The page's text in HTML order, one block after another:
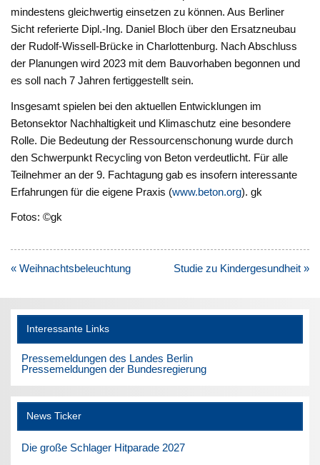
mindestens gleichwertig einsetzen zu können. Aus Berliner
Sicht referierte Dipl.-Ing. Daniel Bloch über den Ersatzneubau
der Rudolf-Wissell-Brücke in Charlottenburg. Nach Abschluss
der Planungen wird 2023 mit dem Bauvorhaben begonnen und
es soll nach 7 Jahren fertiggestellt sein.
Insgesamt spielen bei den aktuellen Entwicklungen im
Betonsektor Nachhaltigkeit und Klimaschutz eine besondere
Rolle. Die Bedeutung der Ressourcenschonung wurde durch
den Schwerpunkt Recycling von Beton verdeutlicht. Für alle
Teilnehmer an der 9. Fachtagung gab es insofern interessante
Erfahrungen für die eigene Praxis (www.beton.org). gk
Fotos: ©gk
Beitragsnavigation
« Weihnachtsbeleuchtung Studie zu Kindergesundheit »
Interessante Links
Pressemeldungen des Landes Berlin
Pressemeldungen der Bundesregierung
News Ticker
Die große Schlager Hitparade 2027